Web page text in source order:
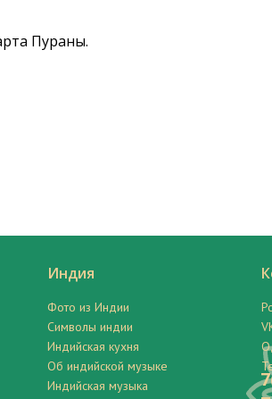
Пураны.
Индия
Фото из Индии
Символы индии
Индийская кухня
Об индийской музыке
Индийская музыка